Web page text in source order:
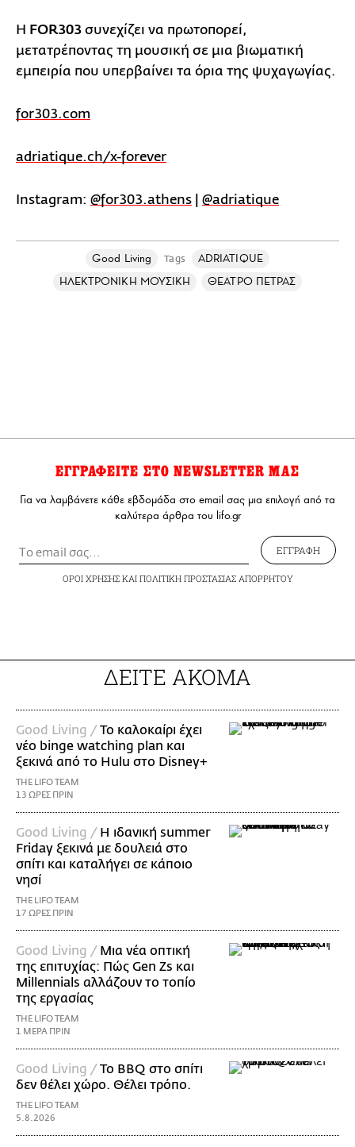
Η FOR303 συνεχίζει να πρωτοπορεί,
μετατρέποντας τη μουσική σε μια βιωματική
εμπειρία που υπερβαίνει τα όρια της ψυχαγωγίας.
for303.com
adriatique.ch/x-forever
Instagram: @for303.athens @adriatique
Good Living Tags
ADRIATIQUE
ΗΛΕΚΤΡΟΝΙΚΗ ΜΟΥΣΙΚΗ
ΘΕΑΤΡΟ ΠΕΤΡΑΣ
ΕΓΓΡΑΦΕΙΤΕ ΣΤΟ NEWSLETTER ΜΑΣ
Για να λαμβάνετε κάθε εβδομάδα στο email σας μια επιλογή από τα
καλύτερα άρθρα του lifo.gr
ΕΓΓΡΑΦΗ
ΟΡΟΙ ΧΡΗΣΗΣΚΑΙ ΠΟΛΙΤΙΚΗ ΠΡΟΣΤΑΣΙΑΣ ΑΠΟΡΡΗΤΟΥ
ΔΕΙΤΕ ΑΚΟΜΑ
Good Living /Το καλοκαίρι έχει
νέο binge watching plan και
ξεκινά από το Hulu στο Disney+
THE LIFO TEAM
13 ΩΡΕΣ ΠΡΙΝ
Good Living / Η ιδανική summer
Friday ξεκινά με δουλειά στο
σπίτι και καταλήγει σε κάποιο
νησί
THE LIFO TEAM
17 ΩΡΕΣ ΠΡΙΝ
Good Living / Μια νέα οπτική
της επιτυχίας: Πώς Gen Zs και
Millennials αλλάζουν το τοπίο
της εργασίας
THE LIFO TEAM
1 ΜΕΡΑ ΠΡΙΝ
Good Living /Το BBQ στο σπίτι
δεν θέλει χώρο. Θέλει τρόπο.
THE LIFO TEAM
5.8.2026